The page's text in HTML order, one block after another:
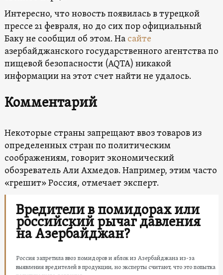
Интересно, что новость появилась в турецкой
прессе 21 февраля, но до сих пор официальный
Баку не сообщил об этом. На сайте
азербайджанского государственного агентства по
пищевой безопасности (AQTA) никакой
информации на этот счет найти не удалось.
Комментарий
Некоторые страны запрещают ввоз товаров из
определенных стран по политическим
соображениям, говорит экономический
обозреватель Али Ахмедов. Например, этим часто
«грешит» Россия, отмечает эксперт.
Вредители в помидорах или
российский рычаг давления
на Азербайджан?
Россия запретила ввоз помидоров и яблок из Азербайджана из-за
выявления вредителей в продукции, но эксперты считают, что это попытка